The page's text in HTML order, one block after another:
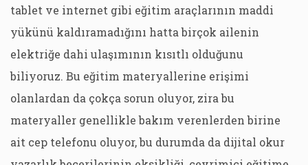
tablet ve internet gibi eğitim araçlarının maddi
yükünü kaldıramadığını hatta birçok ailenin
elektriğe dahi ulaşımının kısıtlı olduğunu
biliyoruz. Bu eğitim materyallerine erişimi
olanlardan da çokça sorun oluyor, zira bu
materyaller genellikle bakım verenlerden birine
ait cep telefonu oluyor, bu durumda da dijital okur